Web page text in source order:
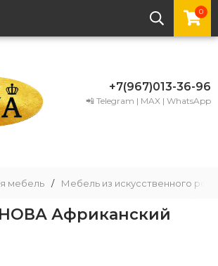
0
+7(967)013-36-96
📲 Telegram | MAX | WhatsApp
мебель / Мебель из искусственного
Африканский